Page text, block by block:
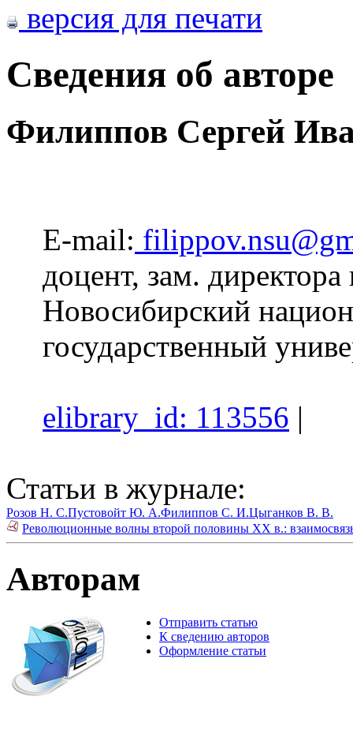
версия для печати
Сведения об авторе
Филиппов Сергей
E-mail:
доцент, зам.
Новосибирский
государственный
elibrary_id: 113556 |
Статьи в журнале:
Розов Н. С.Пустовойт Ю. А.Филиппов С. И.Цыганков В. В.
Революционные волны второй половины ХХ в.:
Авторам
Отправить статью
К сведению авторов
Оформление статьи